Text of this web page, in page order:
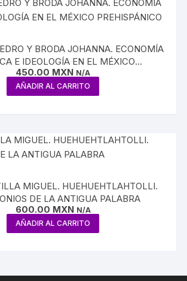
Y BRODA JOHANNA. ECONOMÍA
E IDEOLOGÍA EN EL MÉXICO
PREHISPÁNICO
450.00 MXN N/A
AÑADIR AL CARRITO
MIGUEL. HUEHUEHTLAHTOLLI.
DE LA ANTIGUA PALABRA
600.00 MXN N/A
AÑADIR AL CARRITO